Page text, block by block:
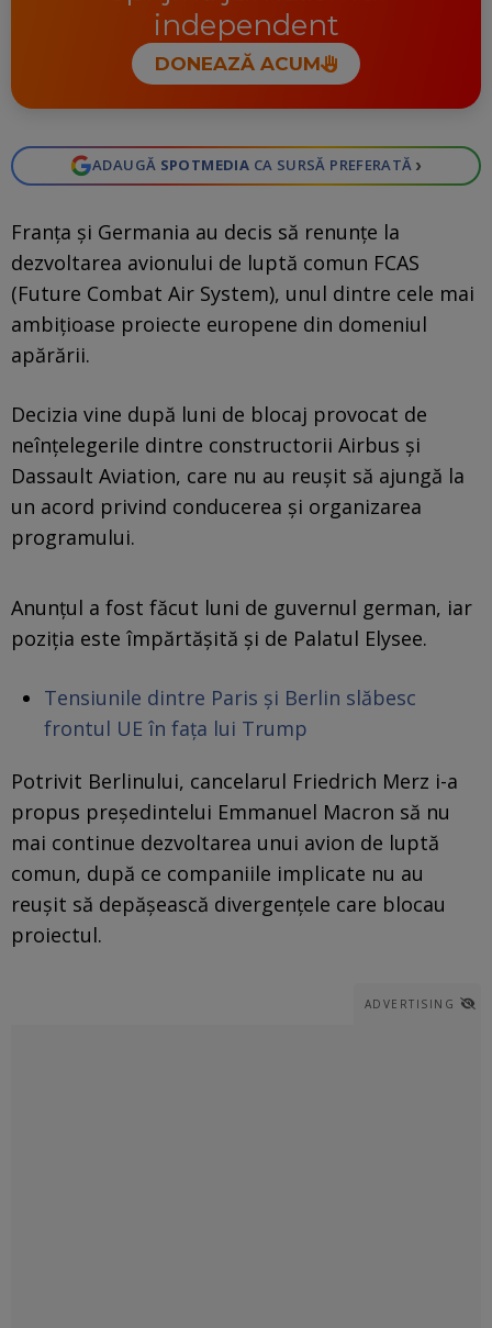
independent
DONEAZĂ ACUM
ADAUGĂ SPOTMEDIA CA SURSĂ PREFERATĂ ›
Franța și Germania au decis să renunțe la
dezvoltarea avionului de luptă comun FCAS
(Future Combat Air System), unul dintre cele mai
ambițioase proiecte europene din domeniul
apărării.
Decizia vine după luni de blocaj provocat de
neînțelegerile dintre constructorii Airbus și
Dassault Aviation, care nu au reușit să ajungă la
un acord privind conducerea și organizarea
programului.
Anunțul a fost făcut luni de guvernul german, iar
poziția este împărtășită și de Palatul Elysee.
Tensiunile dintre Paris și Berlin slăbesc
frontul UE în fața lui Trump
Potrivit Berlinului, cancelarul Friedrich Merz i-a
propus președintelui Emmanuel Macron să nu
mai continue dezvoltarea unui avion de luptă
comun, după ce companiile implicate nu au
reușit să depășească divergențele care blocau
proiectul.
ADVERTISING